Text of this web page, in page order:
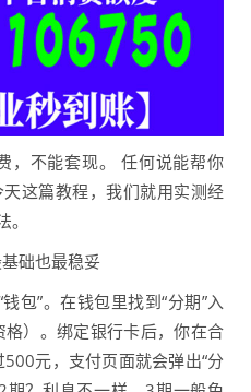
，不能套现。 任何说能帮你
这篇教程，我们就用实测经
础也最稳妥
包”。在钱包里找到“分期”入
）。绑定银行卡后，你在合
元，支付页面就会弹出“分